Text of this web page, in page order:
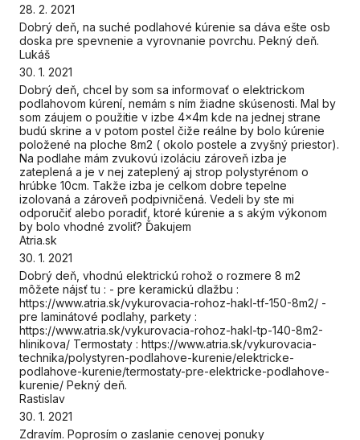
28. 2. 2021
Dobrý deň, na suché podlahové kúrenie sa dáva ešte osb
doska pre spevnenie a vyrovnanie povrchu. Pekný deň.
Lukáš
30. 1. 2021
Dobrý deň, chcel by som sa informovať o elektrickom
podlahovom kúrení, nemám s ním žiadne skúsenosti. Mal by
som záujem o použitie v izbe 4x4m kde na jednej strane
budú skrine a v potom postel čiže reálne by bolo kúrenie
položené na ploche 8m2 ( okolo postele a zvyšný priestor).
Na podlahe mám zvukovú izoláciu zároveň izba je
zateplená a je v nej zateplený aj strop polystyrénom o
hrúbke 10cm. Takže izba je celkom dobre tepelne
izolovaná a zároveň podpivničená. Vedeli by ste mi
odporučiť alebo poradiť, ktoré kúrenie a s akým výkonom
by bolo vhodné zvoliť? Ďakujem
Atria.sk
30. 1. 2021
Dobrý deň, vhodnú elektrickú rohož o rozmere 8 m2
môžete nájsť tu : - pre keramickú dlažbu :
https://www.atria.sk/vykurovacia-rohoz-hakl-tf-150-8m2/ -
pre laminátové podlahy, parkety :
https://www.atria.sk/vykurovacia-rohoz-hakl-tp-140-8m2-
hlinikova/ Termostaty : https://www.atria.sk/vykurovacia-
technika/polystyren-podlahove-kurenie/elektricke-
podlahove-kurenie/termostaty-pre-elektricke-podlahove-
kurenie/ Pekný deň.
Rastislav
30. 1. 2021
Zdravím. Poprosím o zaslanie cenovej ponuky